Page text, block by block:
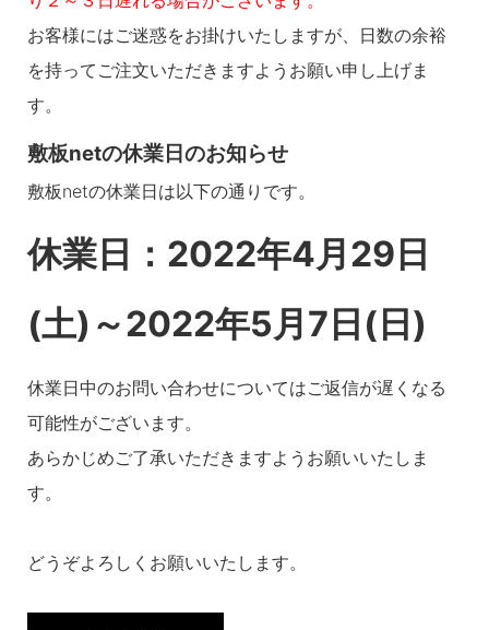
お客様にはご迷惑をお掛けいたしますが、日数の余裕
を持ってご注文いただきますようお願い申し上げま
す。
敷板netの休業日のお知らせ
敷板netの休業日は以下の通りです。
休業日：2022年4月29日
(土)～2022年5月7日(日)
休業日中のお問い合わせについてはご返信が遅くなる
可能性がございます。
あらかじめご了承いただきますようお願いいたしま
す。
どうぞよろしくお願いいたします。